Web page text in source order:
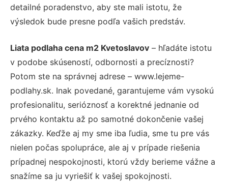
detailné poradenstvo, aby ste mali istotu, že
výsledok bude presne podľa vašich predstáv.
Liata podlaha cena m2 Kvetoslavov – hľadáte istotu
v podobe skúseností, odbornosti a precíznosti?
Potom ste na správnej adrese – www.lejeme-
podlahy.sk. Inak povedané, garantujeme vám vysokú
profesionalitu, serióznosť a korektné jednanie od
prvého kontaktu až po samotné dokončenie vašej
zákazky. Keďže aj my sme iba ľudia, sme tu pre vás
nielen počas spolupráce, ale aj v prípade riešenia
prípadnej nespokojnosti, ktorú vždy berieme vážne a
snažíme sa ju vyriešiť k vašej spokojnosti.